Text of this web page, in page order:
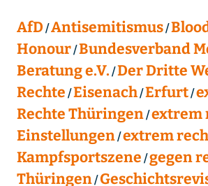
AfD Antisemitismus
Honour Bundesverband
Beratung e.V. Der Dritte
Rechte Eisenach Erfurt
Rechte Thüringen extrem
Einstellungen extrem
Kampfsportszene gegen
Thüringen